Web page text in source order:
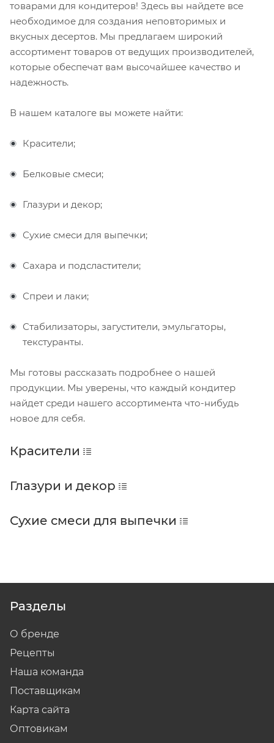
товарами для кондитеров! Здесь вы найдете все
необходимое для создания неповторимых и
вкусных десертов. Мы предлагаем широкий
ассортимент товаров от ведущих производителей,
которые обеспечат вам высочайшее качество и
надежность.
В нашем каталоге вы можете найти:
Красители;
Белковые смеси;
Глазури и декор;
Сухие смеси для выпечки;
Сахара и подсластители;
Спреи и лаки;
Стабилизаторы, загустители, эмульгаторы,
текстуранты.
Мы готовы рассказать подробнее о нашей
продукции. Мы уверены, что каждый кондитер
найдет среди нашего ассортимента что-нибудь
новое для себя.
Красители
Глазури и декор
Сухие смеси для выпечки
Разделы
О бренде
Рецепты
Наша команда
Поставщикам
Карта сайта
Оптовикам